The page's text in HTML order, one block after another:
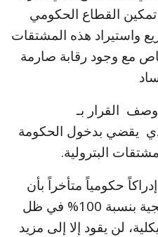
القطاع الحكومي
واستيراد هذه المشتقات
مع وجود رقابة صارمة
القرار بـ
يقضي بدخول الحكومة
البترولية.
حكومياً متأخراً بأن
تحرير سوق السلع الاستراتيجية بنسبة 100% في ظل
لن يقود إلا إلى مزيد